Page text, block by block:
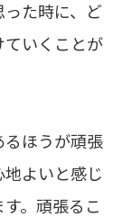
た時に、ど
いくことが
るほうが頑張
よいと感じ
。頑張るこ